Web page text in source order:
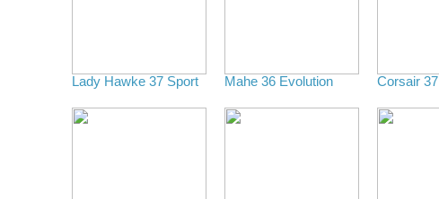
Lady Hawke 37 Sport Mahe 36 Evolution Corsair 37